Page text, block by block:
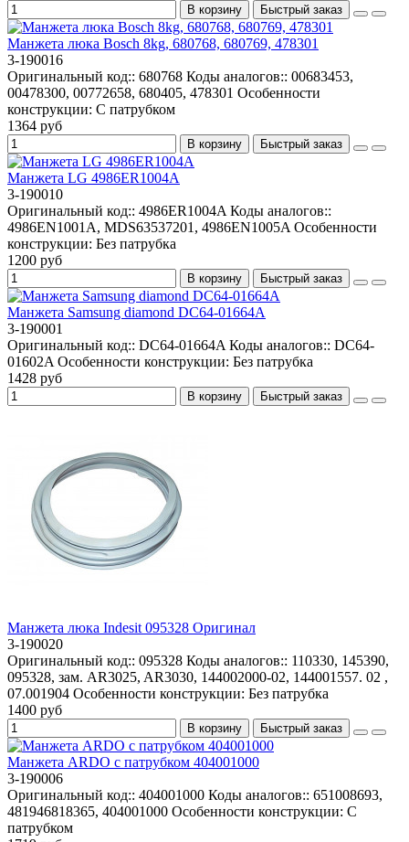
В корзину Быстрый заказ
Манжета люка Bosch 8kg, 680768, 680769, 478301
3-190016
Оригинальный код:: 680768 Коды аналогов:: 00683453,
00478300, 00772658, 680405, 478301 Особенности
конструкции: С патрубком
1364 руб
В корзину Быстрый заказ
Манжета LG 4986ER1004A
3-190010
Оригинальный код:: 4986ER1004A Коды аналогов::
4986EN1001A, MDS63537201, 4986EN1005A Особенности
конструкции: Без патрубка
1200 руб
В корзину Быстрый заказ
Манжета Samsung diamond DC64-01664A
3-190001
Оригинальный код:: DC64-01664A Коды аналогов:: DC64-
01602A Особенности конструкции: Без патрубка
1428 руб
В корзину Быстрый заказ
Манжета люка Indesit 095328 Оригинал
3-190020
Оригинальный код:: 095328 Коды аналогов:: 110330, 145390,
095328, зам. AR3025, AR3030, 144002000-02, 144001557. 02 ,
07.001904 Особенности конструкции: Без патрубка
1400 руб
В корзину Быстрый заказ
Манжета ARDO с патрубком 404001000
3-190006
Оригинальный код:: 404001000 Коды аналогов:: 651008693,
481946818365, 404001000 Особенности конструкции: С
патрубком